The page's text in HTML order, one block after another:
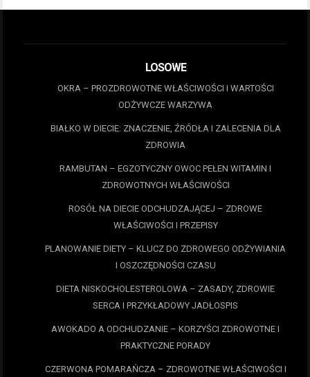
LOSOWE
OKRA – PROZDROWOTNE WŁAŚCIWOŚCI I WARTOŚCI
ODŻYWCZE WARZYWA
BIAŁKO W DIECIE: ZNACZENIE, ŹRÓDŁA I ZALECENIA DLA
ZDROWIA
RAMBUTAN – EGZOTYCZNY OWOC PEŁEN WITAMIN I
ZDROWOTNYCH WŁAŚCIWOŚCI
ROSÓŁ NA DIECIE ODCHUDZAJĄCEJ – ZDROWE
WŁAŚCIWOŚCI I PRZEPISY
PLANOWANIE DIETY – KLUCZ DO ZDROWEGO ODŻYWIANIA
I OSZCZĘDNOŚCI CZASU
DIETA NISKOCHOLESTEROLOWA – ZASADY, ZDROWIE
SERCA I PRZYKŁADOWY JADŁOSPIS
AWOKADO A ODCHUDZANIE – KORZYŚCI ZDROWOTNE I
PRAKTYCZNE PORADY
CZERWONA POMARAŃCZA – ZDROWOTNE WŁAŚCIWOŚCI I